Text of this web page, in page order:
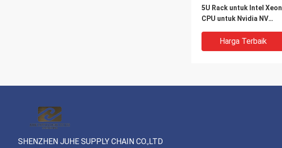
5U Rack untuk Intel Xeon
CPU untuk Nvidia NV
PCIE/SXM Nvlink AI
Supercomputing Case
Harga Terbaik
SHENZHEN JUHE SUPPLY CHAIN CO.,LTD